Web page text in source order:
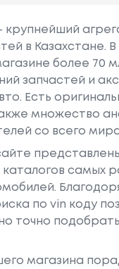
крупнейший
в Казахстане.
более 70
запчастей и
Есть
множество
со всего
самых
по vin коду
точно
магазина